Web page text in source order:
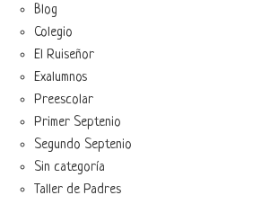
Blog
Colegio
El Ruiseñor
Exalumnos
Preescolar
Primer Septenio
Segundo Septenio
Sin categoría
Taller de Padres